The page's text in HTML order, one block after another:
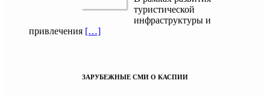
туристической
инфраструктуры и
привлечения […]
ЗАРУБЕЖНЫЕ СМИ О КАСПИИ